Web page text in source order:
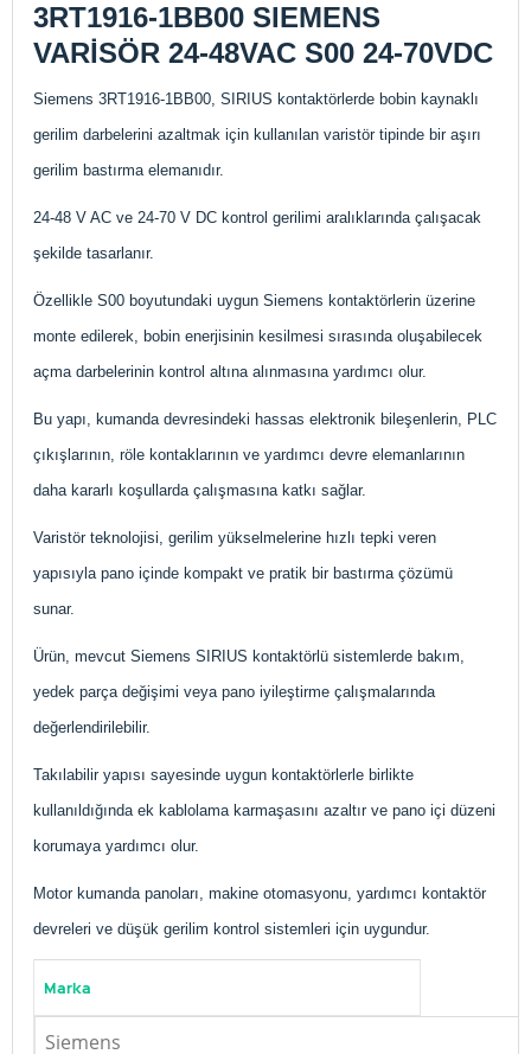
3RT1916-1BB00 SIEMENS
VARİSÖR 24-48VAC S00 24-70VDC
Siemens 3RT1916-1BB00, SIRIUS kontaktörlerde bobin kaynaklı
gerilim darbelerini azaltmak için kullanılan varistör tipinde bir aşırı
gerilim bastırma elemanıdır.
24-48 V AC ve 24-70 V DC kontrol gerilimi aralıklarında çalışacak
şekilde tasarlanır.
Özellikle S00 boyutundaki uygun Siemens kontaktörlerin üzerine
monte edilerek, bobin enerjisinin kesilmesi sırasında oluşabilecek
açma darbelerinin kontrol altına alınmasına yardımcı olur.
Bu yapı, kumanda devresindeki hassas elektronik bileşenlerin, PLC
çıkışlarının, röle kontaklarının ve yardımcı devre elemanlarının
daha kararlı koşullarda çalışmasına katkı sağlar.
Varistör teknolojisi, gerilim yükselmelerine hızlı tepki veren
yapısıyla pano içinde kompakt ve pratik bir bastırma çözümü
sunar.
Ürün, mevcut Siemens SIRIUS kontaktörlü sistemlerde bakım,
yedek parça değişimi veya pano iyileştirme çalışmalarında
değerlendirilebilir.
Takılabilir yapısı sayesinde uygun kontaktörlerle birlikte
kullanıldığında ek kablolama karmaşasını azaltır ve pano içi düzeni
korumaya yardımcı olur.
Motor kumanda panoları, makine otomasyonu, yardımcı kontaktör
devreleri ve düşük gerilim kontrol sistemleri için uygundur.
Marka
Siemens